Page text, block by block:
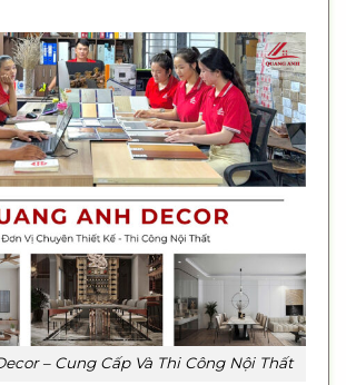
– Cung Cấp Và Thi Công Nội Thất